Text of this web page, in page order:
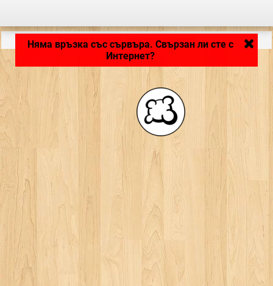
Зареждане на приложението... ...